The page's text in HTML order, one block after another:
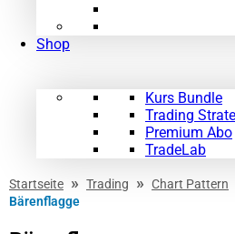
Shop
Kurs Bundle
Trading
Premium Abo
TradeLab
Startseite » Trading » Chart Pattern
Bärenflagge